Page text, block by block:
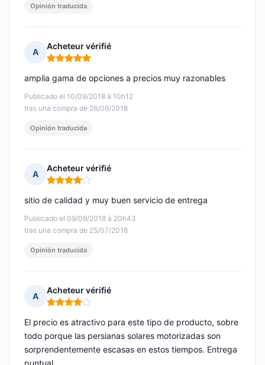
Opinión traducida
A
Acheteur vérifié
Nota: 5 de 5
Publicado el 10/09/2018 à 10h12
tras una compra de 26/06/2018
amplia gama de opciones a precios muy razonables
Opinión traducida
A
Acheteur vérifié
Nota: 4 de 5
Publicado el 09/09/2018 à 20h43
tras una compra de 25/07/2018
sitio de calidad y muy buen servicio de entrega
Opinión traducida
A
Acheteur vérifié
Nota: 4 de 5
El precio es atractivo para este tipo de producto, sobre
todo porque las persianas solares motorizadas son
sorprendentemente escasas en estos tiempos. Entrega